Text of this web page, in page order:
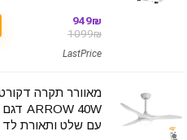
949₪
1099₪
LastPrice
עם שלט ותאורת לד